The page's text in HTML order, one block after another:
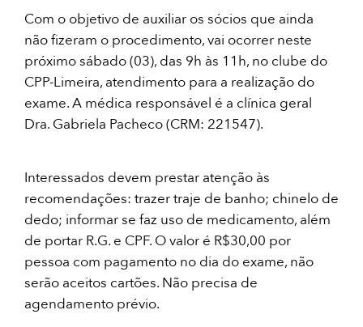
Com o objetivo de auxiliar os sócios que ainda
não fizeram o procedimento, vai ocorrer neste
próximo sábado (03), das 9h às 11h, no clube do
CPP-Limeira, atendimento para a realização do
exame. A médica responsável é a clínica geral
Dra. Gabriela Pacheco (CRM: 221547).
Interessados devem prestar atenção às
recomendações: trazer traje de banho; chinelo de
dedo; informar se faz uso de medicamento, além
de portar R.G. e CPF. O valor é R$30,00 por
pessoa com pagamento no dia do exame, não
serão aceitos cartões. Não precisa de
agendamento prévio.